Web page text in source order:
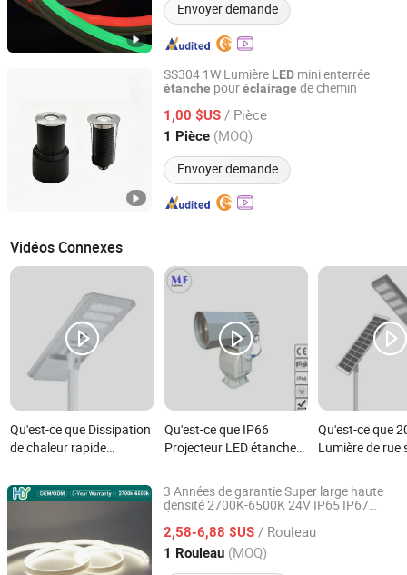
Envoyer demande
SS304 1W Lumière LED mini enterrée
étanche pouréclairage de chemin
1,00 $US / Pièce
1 Pièce (MOQ)
Envoyer demande
Prior LED Technology Limited
Guangdong, China Depuis 2013
Vidéos Connexes
Qu'est-ce que Dissipation
de chaleur rapide
Économie d'énergie
Étanche IP66 40W LED
solaire en aluminium
moulé sous pression
Qu'est-ce que IP66
Projecteur LED étanche
ferries, éclairage de
bateaux de pêche,
recherche et de
sauvetage haute
Qu'est-ce que
Lumière de rue
plus chaude
pour l'éclairage
3 Années de garantie Super large haute
densité 2700K-6500K 24V IP65 IP67
éclairagepoints décoration bande
flexible
2,58-6,88 $US / Rouleau
1 Rouleau (MOQ)
Lumosora Technology Co., Ltd
Guangdong, China Depuis 2026